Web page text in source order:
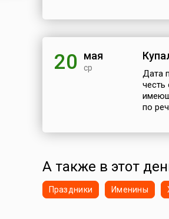
20 мая
ср
Дата
по
А также в этот
Праздники Именины